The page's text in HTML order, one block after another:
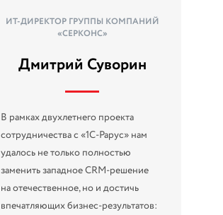
ИТ-ДИРЕКТОР ГРУППЫ КОМПАНИЙ
«СЕРКОНС»
Дмитрий Суворин
В рамках двухлетнего проекта
сотрудничества с «1С-Рарус» нам
удалось не только полностью
заменить западное CRM-решение
на отечественное, но и достичь
впечатляющих бизнес-результатов: